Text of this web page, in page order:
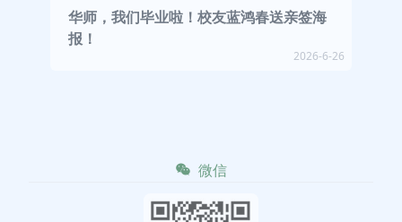
华师，我们毕业啦！校友蓝鸿春送亲签海
报！
2026-6-26
微信